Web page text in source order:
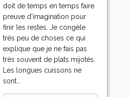
doit de temps en temps faire
preuve d'imagination pour
finir les restes. Je congèle
très peu de choses ce qui
explique que je ne fais pas
très souvent de plats mijotés.
Les longues cuissons ne
sont...